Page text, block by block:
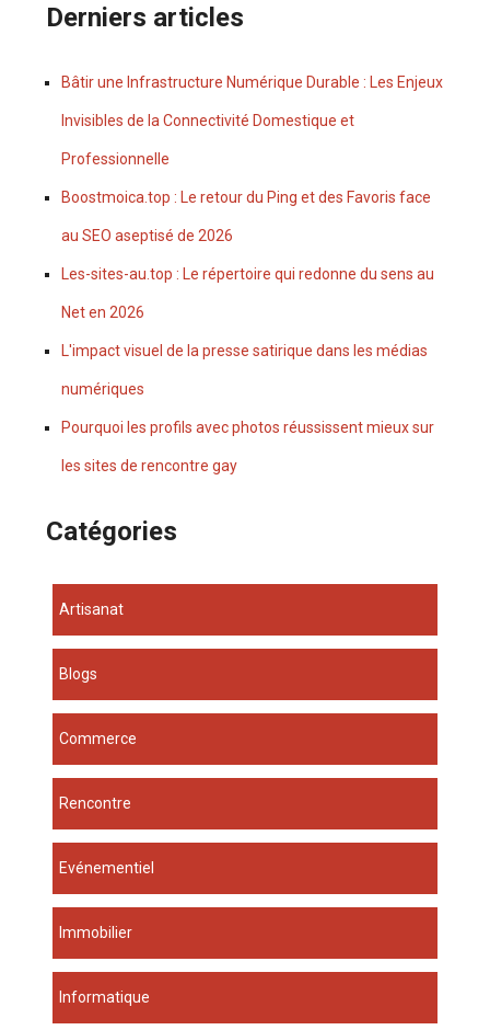
Derniers articles
Bâtir une Infrastructure Numérique Durable : Les Enjeux
Invisibles de la Connectivité Domestique et
Professionnelle
Boostmoica.top : Le retour du Ping et des Favoris face
au SEO aseptisé de 2026
Les-sites-au.top : Le répertoire qui redonne du sens au
Net en 2026
L'impact visuel de la presse satirique dans les médias
numériques
Pourquoi les profils avec photos réussissent mieux sur
les sites de rencontre gay
Catégories
Artisanat
Blogs
Commerce
Rencontre
Evénementiel
Immobilier
Informatique